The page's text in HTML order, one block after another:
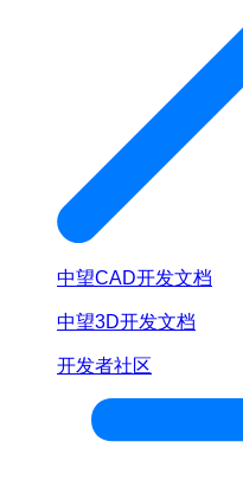
中望CAD开发文档
中望3D开发文档
开发者社区